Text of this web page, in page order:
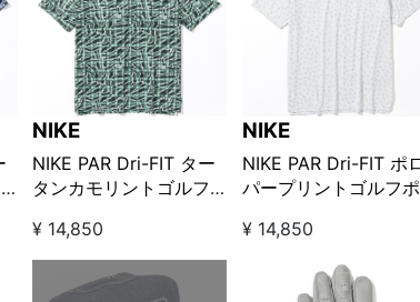
NIKE
NIKE PAR Dri-FIT ター
タンカモリントゴルフ
¥ 14,850
NIKE
NIKE PAR Dri-FIT ポロ
パープリントゴルフポ
¥ 14,850